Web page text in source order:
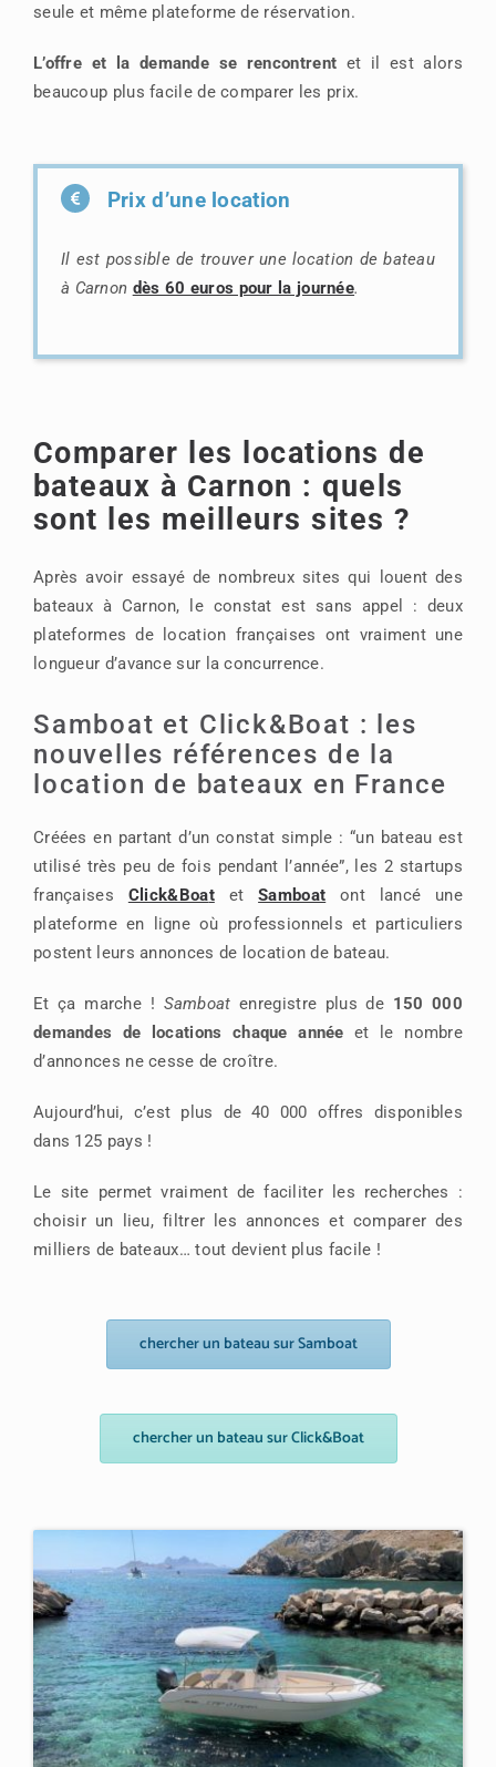
seule et même plateforme de réservation.
L’offre et la demande se rencontrent et il est alors
beaucoup plus facile de comparer les prix.
Prix d’une location
Il est possible de trouver une location de bateau
à Carnon dès 60 euros pour la journée.
Comparer les locations de
bateaux à Carnon : quels
sont les meilleurs sites ?
Après avoir essayé de nombreux sites qui louent des
bateaux à Carnon, le constat est sans appel : deux
plateformes de location françaises ont vraiment une
longueur d’avance sur la concurrence.
Samboat et Click&Boat : les
nouvelles références de la
location de bateaux en France
Créées en partant d’un constat simple : “un bateau est
utilisé très peu de fois pendant l’année”, les 2 startups
françaises Click&BoatetSamboat ont lancé une
plateforme en ligne où professionnels et particuliers
postent leurs annonces de location de bateau.
Et ça marche ! Samboat enregistre plus de 150 000
demandes de locations chaque année et le nombre
d’annonces ne cesse de croître.
Aujourd’hui, c’est plus de 40 000 offres disponibles
dans 125 pays !
Le site permet vraiment de faciliter les recherches :
choisir un lieu, filtrer les annonces et comparer des
milliers de bateaux… tout devient plus facile !
chercher un bateau sur Samboat
chercher un bateau sur Click&Boat